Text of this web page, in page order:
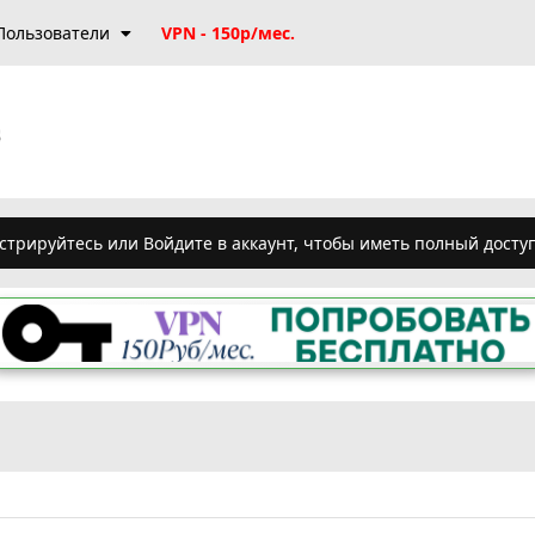
VPN - 150р/мес.
или Войдите в аккаунт, чтобы иметь полный